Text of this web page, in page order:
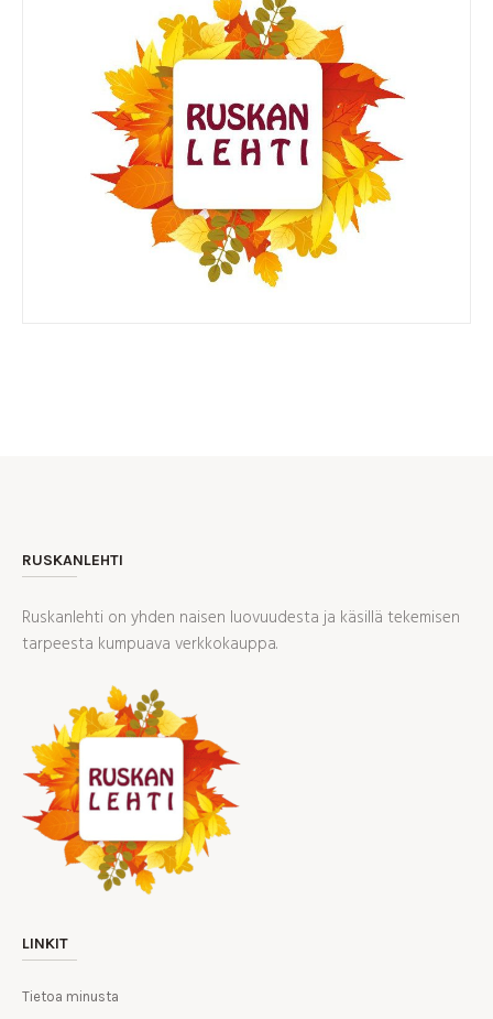
RUSKANLEHTI
Ruskanlehti on yhden naisen luovuudesta ja käsillä tekemisen
tarpeesta kumpuava verkkokauppa.
LINKIT
Tietoa minusta